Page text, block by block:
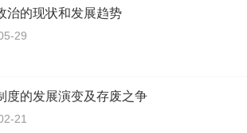
治的现状和发展趋势
29
度的发展演变及存废之争
21